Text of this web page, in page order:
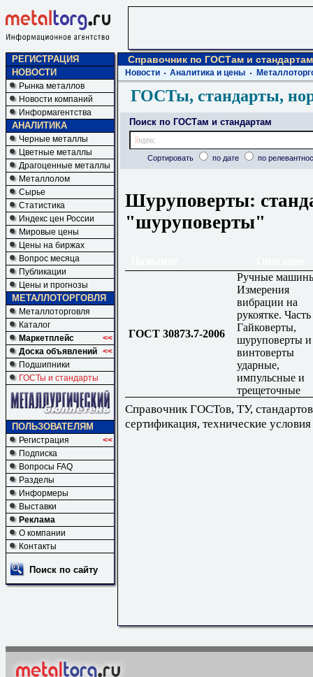
РЕГИСТРАЦИЯ
НОВОСТИ
Рынка металлов
Новости компаний
Информагентства
АНАЛИТИКА
Черные металлы
Цветные металлы
Драгоценные металлы
Металлолом
Сырье
Статистика
Индекс цен России
Мировые цены
Цены на биржах
Вопрос месяца
Публикации
Цены и прогнозы
МЕТАЛЛОТОРГОВЛЯ
Металлоторговля
Каталог
Маркетплейс
<<
Доска объявлений <<
Подшипники
ГОСТы и стандарты
ПОЛЬЗОВАТЕЛЯМ
Регистрация
<<
Подписка
Вопросы FAQ
Разделы
Информеры
Выставки
Реклама
О компании
Контакты
Поиск по сайту
Справочник по ГОСТам и стандартам
Новости Аналитика и цены
ГОСТы, стандарты,
Поиск по ГОСТам и стандартам
Сортировать по дате по
Шуруповерты:
"шуруповерты"
ГОСТ 30873.7-2006
Ручные
Измерения
вибрации на
рукоятке.
Гайковерты,
шуруповерты и
винтоверты
ударные,
импульсные и
трещеточные
Справочник ГОСТов, ТУ,
сертификация, технические условия